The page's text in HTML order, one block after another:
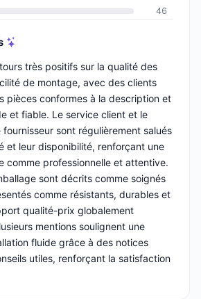
46
très positifs sur la qualité des
de montage, avec des clients
pièces conformes à la description et
et fiable. Le service client et le
sont régulièrement salués
et leur disponibilité, renforçant une
comme professionnelle et attentive.
sont décrits comme soignés
comme résistants, durables et
qualité-prix globalement
mentions soulignent une
fluide grâce à des notices
utiles, renforçant la satisfaction